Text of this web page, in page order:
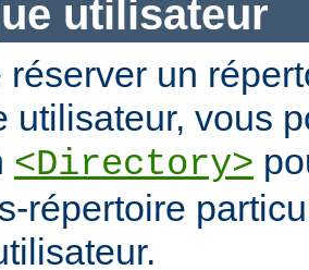
utilisateur
réserver un
utilisateur, vous
<Directory>
répertoire